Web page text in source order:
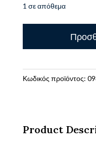
1 σε απόθεμα
ΝΗΠΙΟΥ
AVENGERS
Κωδικός προϊόντος:
Product